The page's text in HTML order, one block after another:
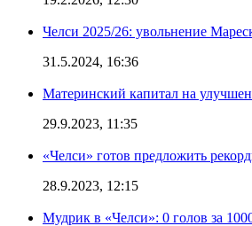
Челси 2025/26: увольнение
31.5.2024, 16:36
Материнский капитал на
29.9.2023, 11:35
«Челси» готов предложить
28.9.2023, 12:15
Мудрик в «Челси»: 0 голов за